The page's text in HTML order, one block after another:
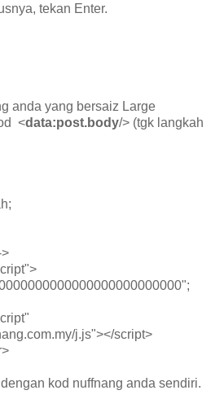
tekan Enter.
anda yang bersaiz Large
<data:post.body/> (tgk langkah
j.js"></script>
kod nuffnang anda sendiri.